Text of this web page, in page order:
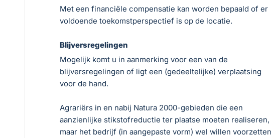
Met een financiële compensatie kan worden bepaald of er
voldoende toekomstperspectief is op de locatie.
Blijversregelingen
Mogelijk komt u in aanmerking voor een van de
blijversregelingen of ligt een (gedeeltelijke) verplaatsing
voor de hand.
Agrariërs in en nabij Natura 2000-gebieden die een
aanzienlijke stikstofreductie ter plaatse moeten realiseren,
maar het bedrijf (in aangepaste vorm) wel willen voorzetten